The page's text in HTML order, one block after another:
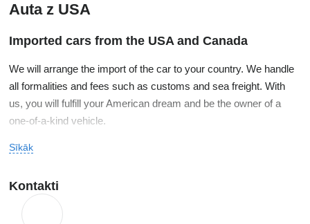
Auta z USA
Imported cars from the USA and Canada
We will arrange the import of the car to your country. We handle
all formalities and fees such as customs and sea freight. With
us, you will fulfill your American dream and be the owner of a
one-of-a-kind vehicle.
We will provide you with a price estimate and delivery date for
All formalities are handled only by our employees. Without
additional intermediaries, we can offer you not only a lower price
Sīkāk
Kontakti